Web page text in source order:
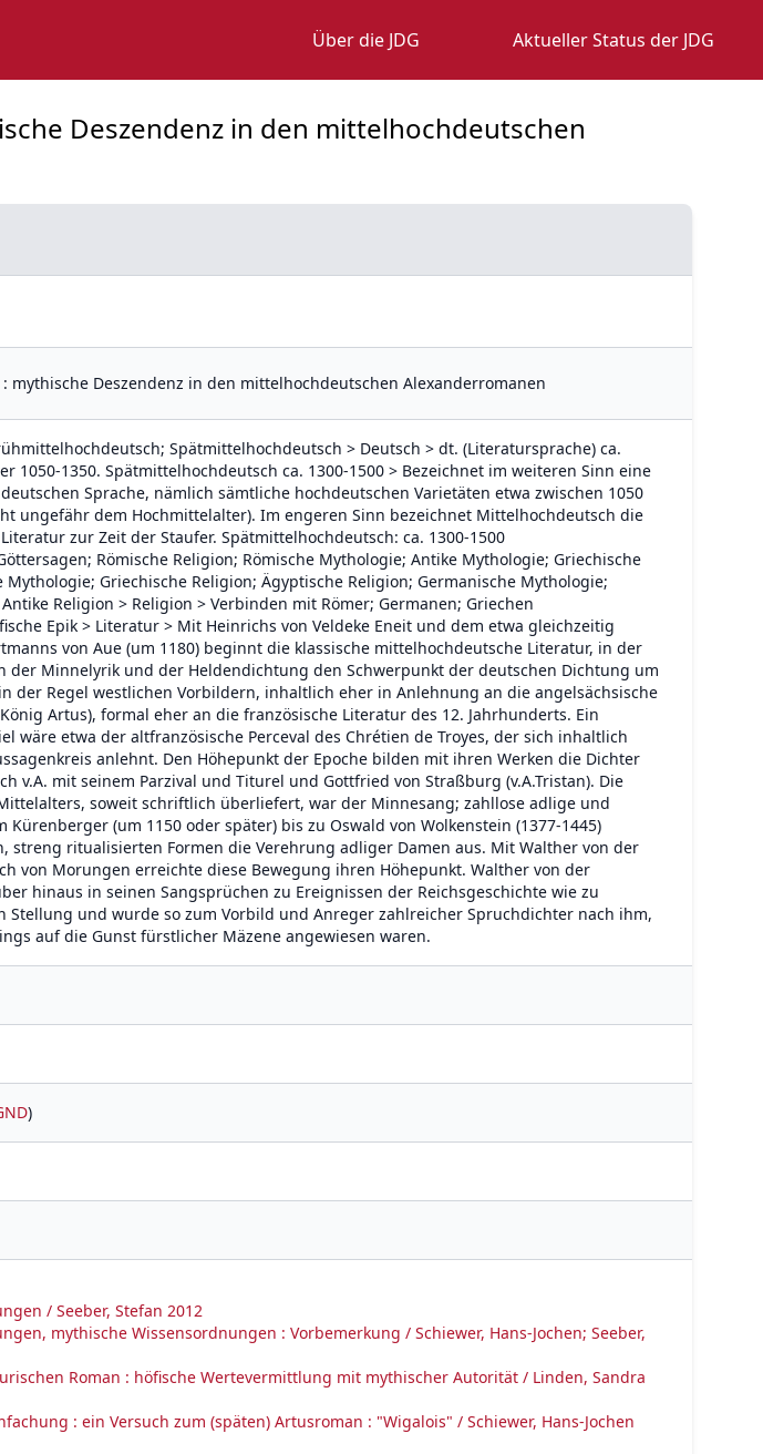
Über die JDG Aktueller Status der JDG
Deszendenz in den mittelhochdeutschen
mythische Deszendenz in den mittelhochdeutschen Alexanderromanen
Spätmittelhochdeutsch > Deutsch > dt. (Literatursprache) ca.
1050-1350. Spätmittelhochdeutsch ca. 1300-1500 > Bezeichnet im weiteren Sinn eine
Sprache, nämlich sämtliche hochdeutschen Varietäten etwa zwischen 1050
ungefähr dem Hochmittelalter). Im engeren Sinn bezeichnet Mittelhochdeutsch die
zur Zeit der Staufer. Spätmittelhochdeutsch: ca. 1300-1500
Römische Religion; Römische Mythologie; Antike Mythologie; Griechische
Griechische Religion; Ägyptische Religion; Germanische Mythologie;
Religion > Religion > Verbinden mit Römer; Germanen; Griechen
Epik > Literatur > Mit Heinrichs von Veldeke Eneit und dem etwa gleichzeitig
von Aue (um 1180) beginnt die klassische mittelhochdeutsche Literatur, in der
der Minnelyrik und der Heldendichtung den Schwerpunkt der deutschen Dichtung um
der Regel westlichen Vorbildern, inhaltlich eher in Anlehnung an die angelsächsische
Artus), formal eher an die französische Literatur des 12. Jahrhunderts. Ein
wäre etwa der altfranzösische Perceval des Chrétien de Troyes, der sich inhaltlich
anlehnt. Den Höhepunkt der Epoche bilden mit ihren Werken die Dichter
v.A. mit seinem Parzival und Titurel und Gottfried von Straßburg (v.A.Tristan). Die
soweit schriftlich überliefert, war der Minnesang; zahllose adlige und
Kürenberger (um 1150 oder später) bis zu Oswald von Wolkenstein (1377-1445)
streng ritualisierten Formen die Verehrung adliger Damen aus. Mit Walther von der
von Morungen erreichte diese Bewegung ihren Höhepunkt. Walther von der
hinaus in seinen Sangsprüchen zu Ereignissen der Reichsgeschichte wie zu
Stellung und wurde so zum Vorbild und Anreger zahlreicher Spruchdichter nach ihm,
auf die Gunst fürstlicher Mäzene angewiesen waren.
)
/ Seeber, Stefan 2012
mythische Wissensordnungen : Vorbemerkung / Schiewer, Hans-Jochen; Seeber,
Roman : höfische Wertevermittlung mit mythischer Autorität / Linden, Sandra
: ein Versuch zum (späten) Artusroman : "Wigalois" / Schiewer, Hans-Jochen